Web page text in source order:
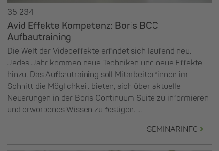
35 234
Avid Effekte Kompetenz: Boris BCC
Aufbautraining
Die Welt der Videoeffekte erfindet sich laufend neu.
Jedes Jahr kommen neue Techniken und neue Effekte
hinzu. Das Aufbautraining soll Mitarbeiter*innen im
Schnitt die Möglichkeit bieten, sich über aktuelle
Neuerungen in der Boris Continuum Suite zu informieren
und erworbenes Wissen zu festigen. ...
SEMINARINFO